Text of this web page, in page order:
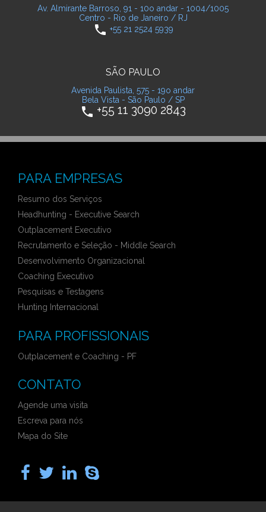
Av. Almirante Barroso, 91 - 10o andar - 1004/1005
Centro - Rio de Janeiro / RJ
phone +55 21 2524 5939
SÃO PAULO
Avenida Paulista, 575 - 19o andar
Bela Vista - São Paulo / SP
phone +55 11 3090 2843
PARA EMPRESAS
Resumo dos Serviços
Headhunting - Executive Search
Outplacement Executivo
Recrutamento e Seleção - Middle Search
Desenvolvimento Organizacional
Coaching Executivo
Pesquisas e Testagens
Hunting Internacional
PARA PROFISSIONAIS
Outplacement e Coaching - PF
CONTATO
Agende uma visita
Escreva para nós
Mapa do Site